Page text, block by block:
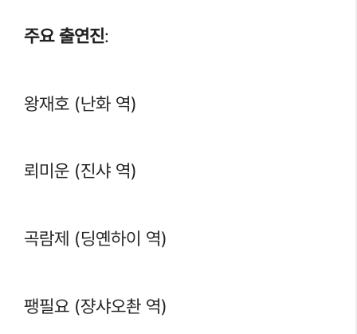
주요 출연진:
왕재호 (난화 역)
뢰미운 (진샤 역)
곡람제 (딩옌하이 역)
팽필요 (쟝샤오촨 역)